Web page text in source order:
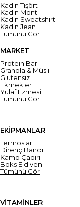
Kadın Tişört
Kadın Mont
Kadın Sweatshirt
Kadın Jean
Tümünü Gör
MARKET
Protein Bar
Granola & Müsli
Glutensiz
Ekmekler
Yulaf Ezmesi
Tümünü Gör
EKİPMANLAR
Termoslar
Direnç Bandı
Kamp Çadırı
Boks Eldiveni
Tümünü Gör
VİTAMİNLER